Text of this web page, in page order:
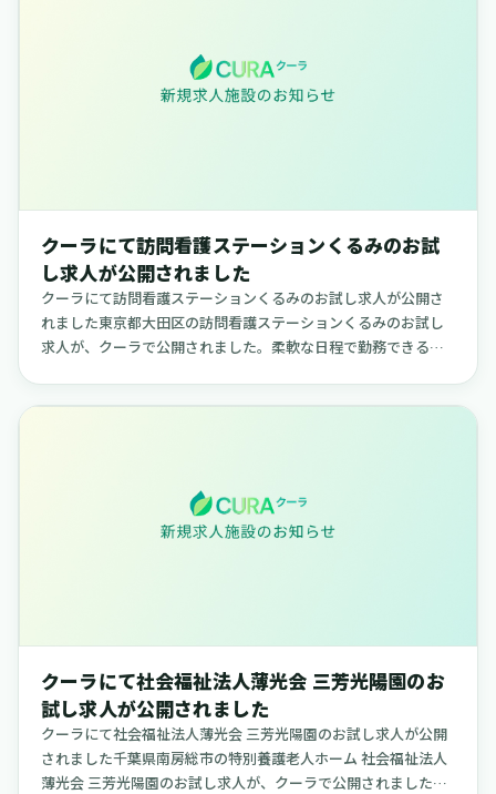
クーラにて訪問看護ステーションくるみのお試
し求人が公開されました
クーラにて訪問看護ステーションくるみのお試し求人が公開さ
れました東京都大田区の訪問看護ステーションくるみのお試し
求人が、クーラで公開されました。柔軟な日程で勤務できる求
クーラにて社会福祉法人薄光会 三芳光陽園のお
試し求人が公開されました
クーラにて社会福祉法人薄光会 三芳光陽園のお試し求人が公開
されました千葉県南房総市の特別養護老人ホーム 社会福祉法人
薄光会 三芳光陽園のお試し求人が、クーラで公開されました。